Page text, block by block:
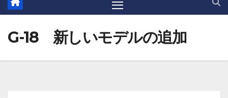
t
t
G-18 新しいモデルの追加